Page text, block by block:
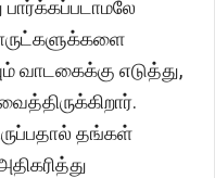
வாடகைக்கு எடுத்து,
தங்கள்